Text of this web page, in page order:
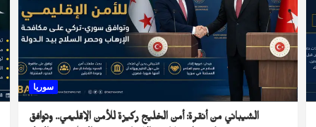
سوريا
الشيباني من أنقرة: أمن الخليج ركيزة للأمن الإقليمي.. وتوافق